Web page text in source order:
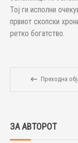
Тој ги исполни
првиот скопски
ретко богатство.
Преходна
ЗА АВТОРОТ